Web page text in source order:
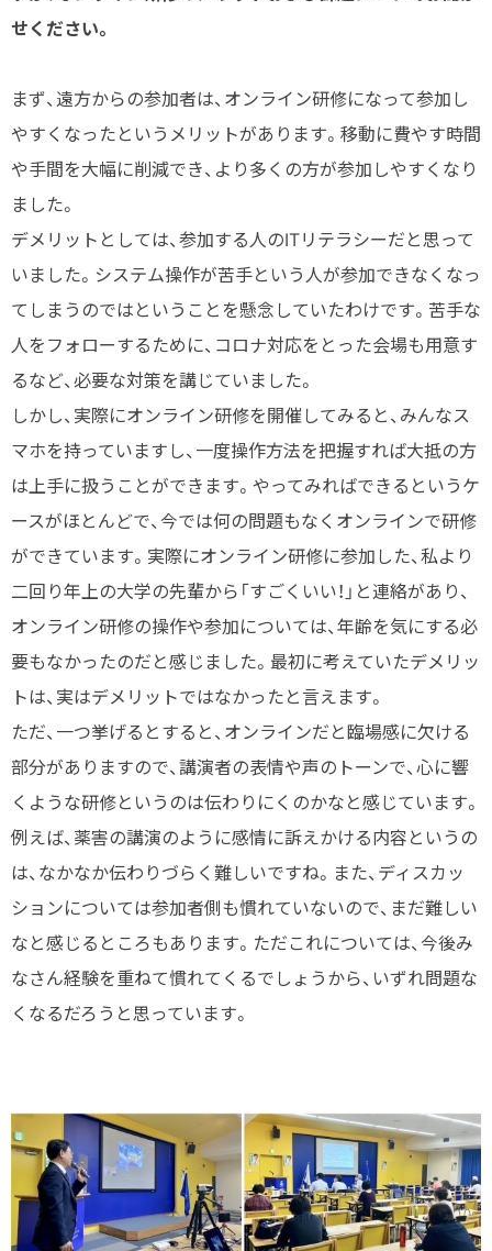
せください。
まず、遠方からの参加者は、オンライン研修になって参加し
やすくなったというメリットがあります。移動に費やす時間
や手間を大幅に削減でき、より多くの方が参加しやすくなり
ました。
デメリットとしては、参加する人のITリテラシーだと思って
いました。システム操作が苦手という人が参加できなくなっ
てしまうのではということを懸念していたわけです。苦手な
人をフォローするために、コロナ対応をとった会場も用意す
るなど、必要な対策を講じていました。
しかし、実際にオンライン研修を開催してみると、みんなス
マホを持っていますし、一度操作方法を把握すれば大抵の方
は上手に扱うことができます。やってみればできるというケ
ースがほとんどで、今では何の問題もなくオンラインで研修
ができています。実際にオンライン研修に参加した、私より
二回り年上の大学の先輩から「すごくいい！」と連絡があり、
オンライン研修の操作や参加については、年齢を気にする必
要もなかったのだと感じました。最初に考えていたデメリッ
トは、実はデメリットではなかったと言えます。
ただ、一つ挙げるとすると、オンラインだと臨場感に欠ける
部分がありますので、講演者の表情や声のトーンで、心に響
くような研修というのは伝わりにくのかなと感じています。
例えば、薬害の講演のように感情に訴えかける内容というの
は、なかなか伝わりづらく難しいですね。また、ディスカッ
ションについては参加者側も慣れていないので、まだ難しい
なと感じるところもあります。ただこれについては、今後み
なさん経験を重ねて慣れてくるでしょうから、いずれ問題な
くなるだろうと思っています。